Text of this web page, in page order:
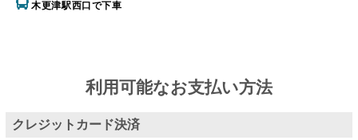
木更津駅西口で下車
利用可能なお支払い方法
クレジットカード決済